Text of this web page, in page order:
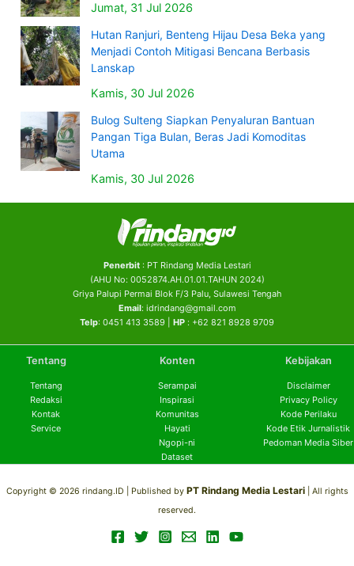
Jumat, 31 Jul 2026
Hutan Ranjuri, Benteng Hijau Desa Beka yang
Menjadi Contoh Mitigasi Bencana Berbasis
Lanskap
Kamis, 30 Jul 2026
Bulog Sulteng Siapkan Penyaluran Bantuan
Pangan Tiga Bulan, Beras Jadi Komoditas
Utama
Kamis, 30 Jul 2026
Penerbit: PT Rindang Media Lestari
(AHU No: 0052874.AH.01.01.TAHUN 2024)
Griya Palupi Permai Blok F/3 Palu, Sulawesi Tengah
Email: idrindang@gmail.com
Telp: 0451 413 3589 | HP : +62 821 8928 9709
Tentang
Tentang
Redaksi
Kontak
Service
Konten
Serampai
Inspirasi
Komunitas
Hayati
Ngopi-ni
Dataset
Kebijakan
Disclaimer
Privacy Policy
Kode Perilaku
Kode Etik Jurnalistik
Pedoman Media Siber
Copyright © 2026 rindang.ID | Published by PT Rindang Media Lestari| All rights
reserved.